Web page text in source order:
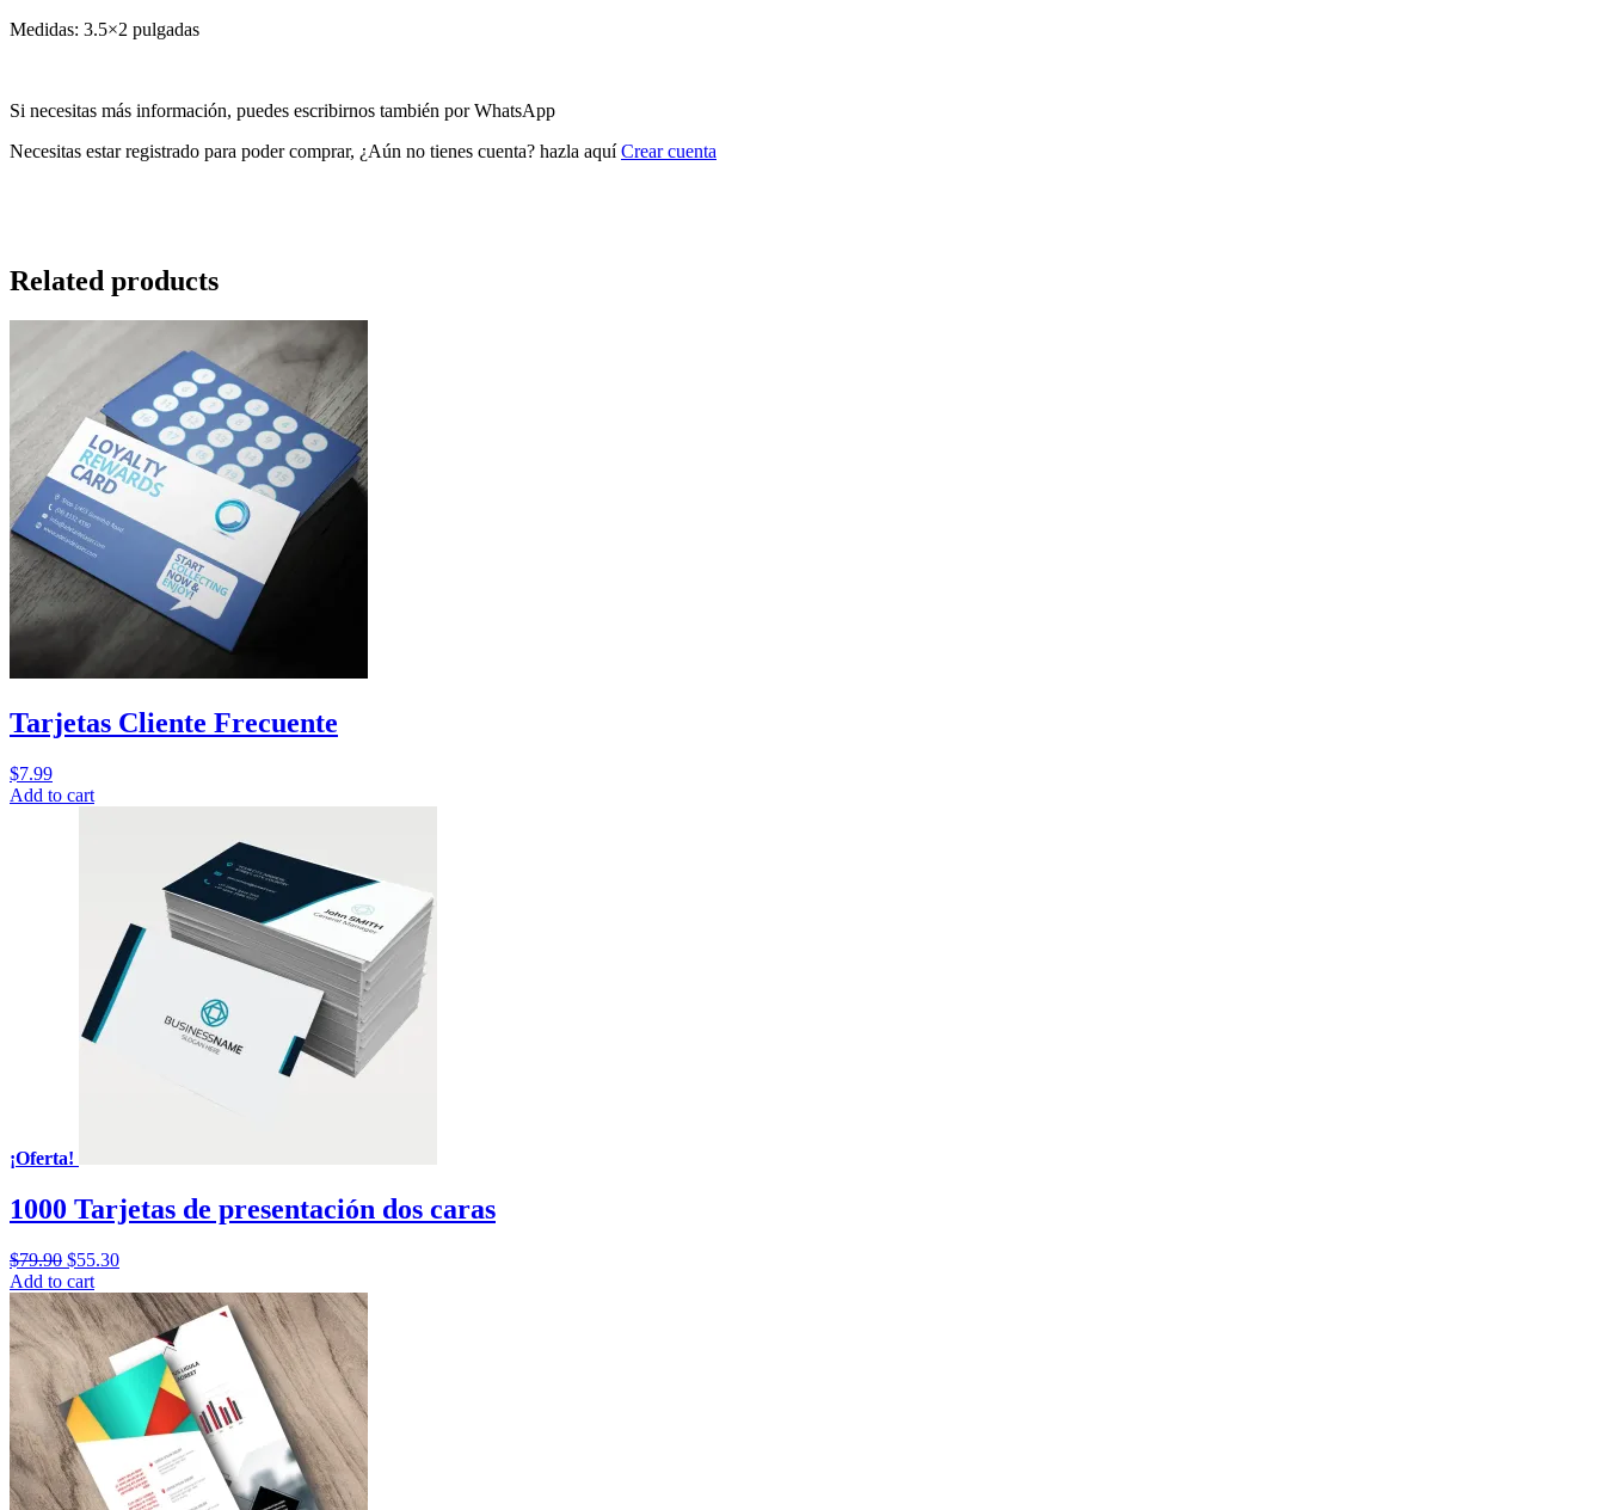
Medidas: 3.5×2 pulgadas
Si necesitas más información, puedes escribirnos también por WhatsApp
Necesitas estar registrado para poder comprar, ¿Aún no tienes cuenta? hazla aquíCrear cuenta
Related products
Tarjetas Cliente Frecuente
$7.99
Add to cart
¡Oferta!
1000 Tarjetas de presentación dos caras
$79.90 $55.30
Add to cart